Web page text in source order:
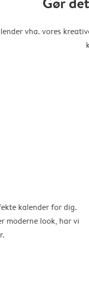
vha. vores
kalender for dig.
moderne look, har vi